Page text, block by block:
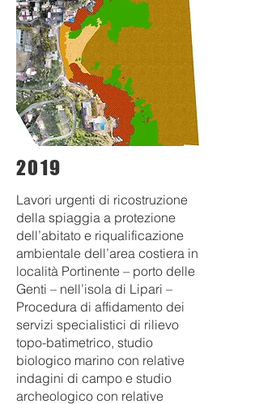
2019
Lavori urgenti di ricostruzione
della spiaggia a protezione
dell’abitato e riqualificazione
ambientale dell’area costiera in
località Portinente – porto delle
Genti – nell’isola di Lipari –
Procedura di affidamento dei
servizi specialistici di rilievo
topo-batimetrico, studio
biologico marino con relative
indagini di campo e studio
archeologico con relative